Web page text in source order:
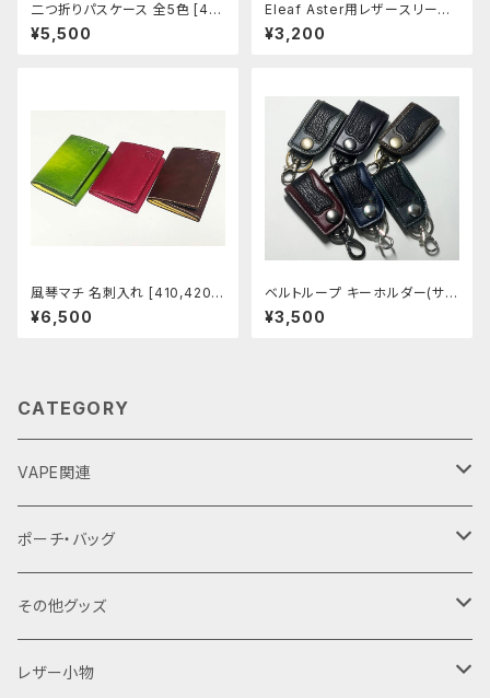
二つ折りパスケース 全5色 [44
3-447]
¥5,500
Eleaf Aster用レザースリーブ
[404-as]
¥3,200
風琴マチ 名刺入れ [410,420-
421]
¥6,500
ベルトループ キーホルダー(サメ
革) 全6色 [437-442]
¥3,500
CATEGORY
VAPE関連
バッテリーケース
18650用
18350用
VAPEデバイス用スリーブ・ケース
iStick Pico 75w
ポーチ・バッグ
ファスナーポーチ
L字ファスナーポーチ
巾着バッグ
その他グッズ
Tシャツ
レザー小物